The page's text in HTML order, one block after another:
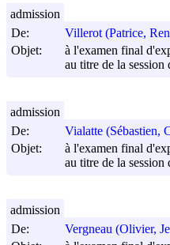
De:
Villerot (Patrice,
Objet:
à l'examen final
au titre de la
admission
De:
Vialatte (Sébastien,
Objet:
à l'examen final
au titre de la
admission
De:
Vergneau (Olivier,
admission